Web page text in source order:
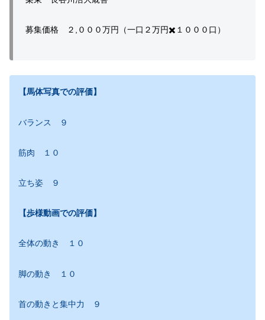
募集価格 ２,０００万円（一口２万円✖️１０００口）
【馬体写真での評価】
バランス ９
筋肉 １０
立ち姿 ９
【歩様動画での評価】
全体の動き １０
脚の動き １０
首の動きと集中力 ９